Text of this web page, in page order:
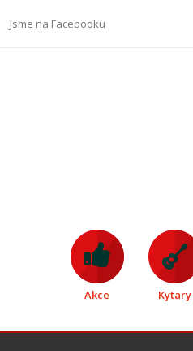
Jsme na Facebooku
Akce Kytary